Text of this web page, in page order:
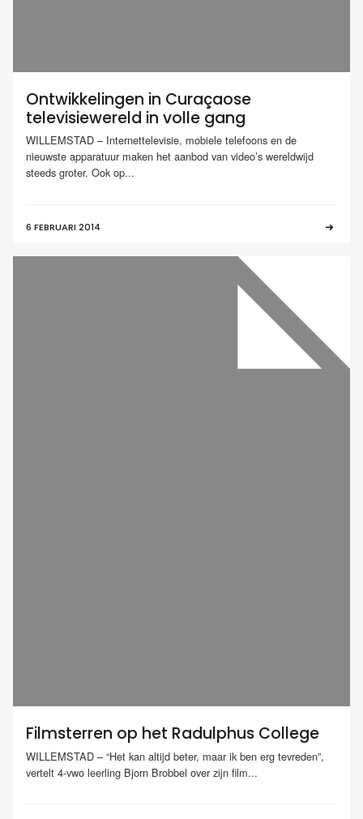
Ontwikkelingen in Curaçaose
televisiewereld in volle gang
WILLEMSTAD – Internettelevisie, mobiele telefoons en de
nieuwste apparatuur maken het aanbod van video’s wereldwijd
steeds groter. Ook op...
6 FEBRUARI 2014
Filmsterren op het Radulphus College
WILLEMSTAD – “Het kan altijd beter, maar ik ben erg tevreden”,
vertelt 4-vwo leerling Bjorn Brobbel over zijn film...